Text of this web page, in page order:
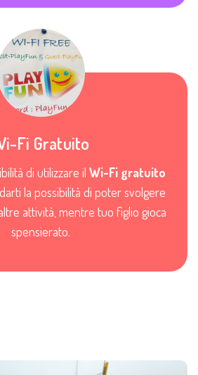
Fi Gratuito
di utilizzare il Wi-Fi gratuito
la possibilità di poter svolgere
attività, mentre tuo figlio gioca
spensierato.